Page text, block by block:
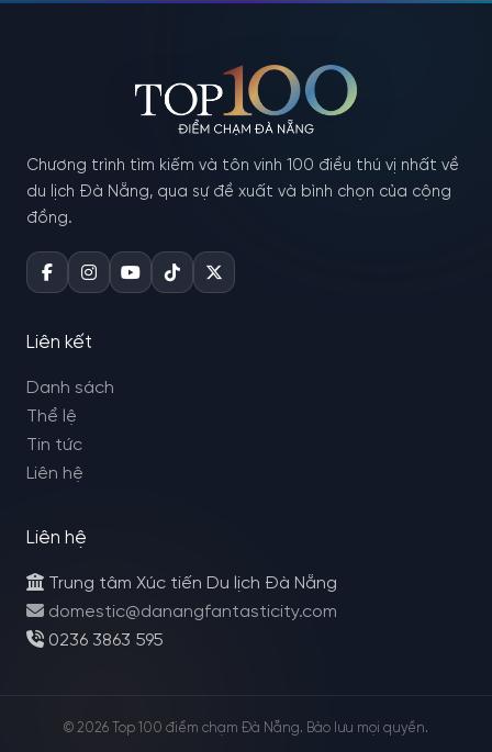
Chương trình tìm kiếm và tôn vinh 100 điều thú vị nhất về
du lịch Đà Nẵng, qua sự đề xuất và bình chọn của cộng
đồng.
Liên kết
Danh sách
Thể lệ
Tin tức
Liên hệ
Liên hệ
Trung tâm Xúc tiến Du lịch Đà Nẵng
domestic@danangfantasticity.com
0236 3863 595
© 2026 Top 100 điểm chạm Đà Nẵng. Bảo lưu mọi quyền.